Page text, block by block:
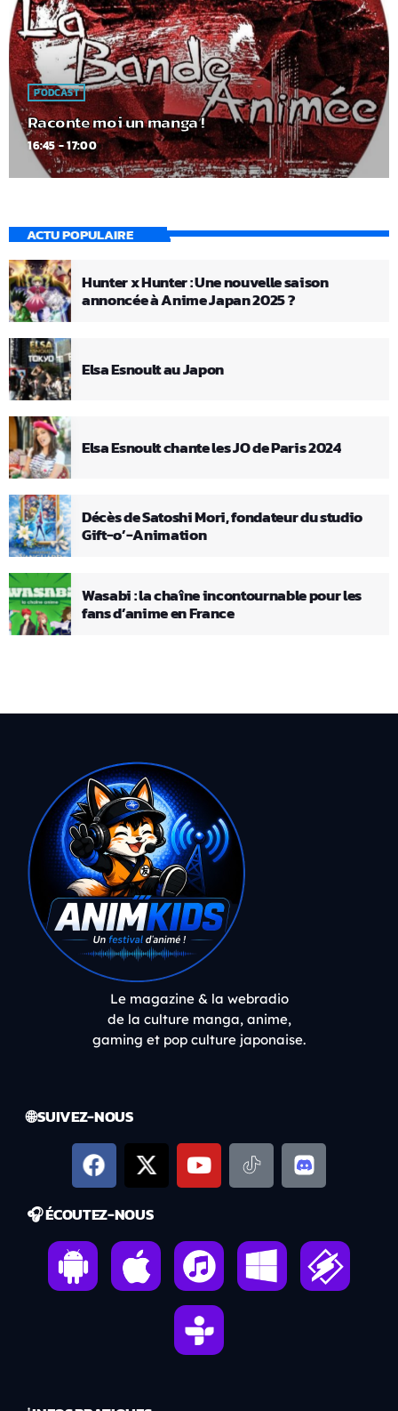
PODCAST
Raconte moi un manga !
16:45 - 17:00
ACTU POPULAIRE
Hunter x Hunter : Une nouvelle saison
annoncée à Anime Japan 2025 ?
Elsa Esnoult au Japon
Elsa Esnoult chante les JO de Paris 2024
Décès de Satoshi Mori, fondateur du studio
Gift-o’-Animation
Wasabi : la chaîne incontournable pour les
fans d’anime en France
Le magazine & la webradio
de la culture manga, anime,
gaming et pop culture japonaise.
🌐 SUIVEZ-NOUS
🎧 ÉCOUTEZ-NOUS